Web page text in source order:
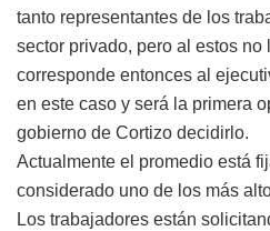
tanto representantes de los
sector privado, pero al estos
corresponde entonces al
en este caso y será la primera
gobierno de Cortizo decidirlo.
Actualmente el promedio está
considerado uno de los más
Los trabajadores están